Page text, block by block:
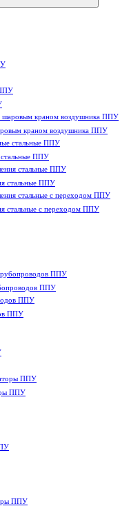
краном воздушника ППУ
стальные ППУ
стальные ППУ
стальные с переходом ППУ
ППУ
ППУ
ППУ
ППУ